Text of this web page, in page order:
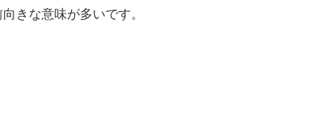
きな意味が多いです。